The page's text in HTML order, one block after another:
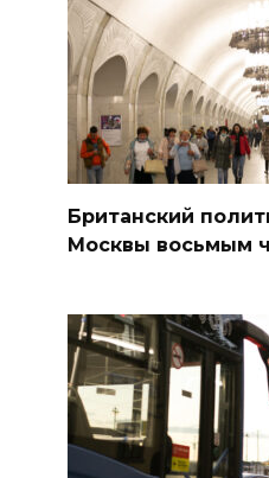
Британский
Москвы восьмым